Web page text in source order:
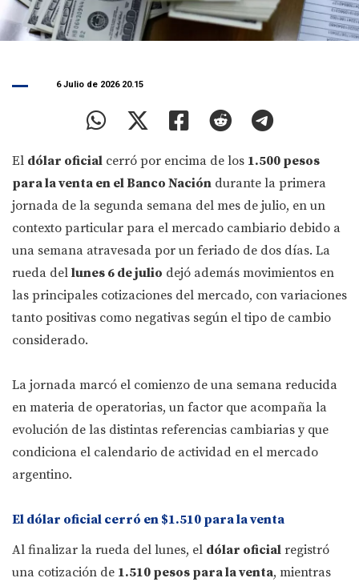
6 Julio de 2026 20.15
El dólar oficial cerró por encima de los 1.500 pesos
para la venta en el Banco Nación durante la primera
jornada de la segunda semana del mes de julio, en un
contexto particular para el mercado cambiario debido a
una semana atravesada por un feriado de dos días. La
rueda del lunes 6 de julio dejó además movimientos en
las principales cotizaciones del mercado, con variaciones
tanto positivas como negativas según el tipo de cambio
considerado.
La jornada marcó el comienzo de una semana reducida
en materia de operatorias, un factor que acompaña la
evolución de las distintas referencias cambiarias y que
condiciona el calendario de actividad en el mercado
argentino.
El dólar oficial cerró en $1.510 para la venta
Al finalizar la rueda del lunes, el dólar oficial registró
una cotización de 1.510 pesos para la venta, mientras